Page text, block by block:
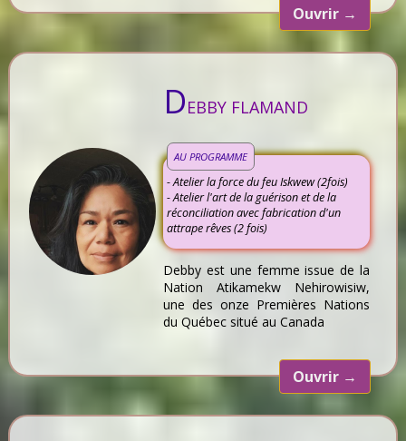
Ouvrir →
DEBBY FLAMAND
AU PROGRAMME
- Atelier la force du feu Iskwew (2fois)
- Atelier l'art de la guérison et de la
réconciliation avec fabrication d'un
attrape rêves (2 fois)
Debby est une femme issue de la
Nation Atikamekw Nehirowisiw,
une des onze Premières Nations
du Québec situé au Canada
Ouvrir →